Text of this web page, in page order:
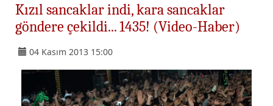
Kızıl sancaklar indi, kara sancaklar
göndere çekildi... 1435! (Video-Haber)
04 Kasım 2013 15:00